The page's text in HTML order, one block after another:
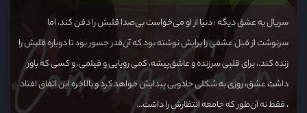
سریال یه عشق دیگه : دنیا از او می‌خواست بی‌صدا قلبش را دفن کند، اما
سرنوشت از قبل عشقی را برایش نوشته بود که آن‌قدر جسور بود تا دوباره قلبش را
زنده کند.، برای قلبی سرزنده و عاشق‌پیشه، کمی رویایی و فیلمی، و کسی که باور
داشت عشق، روزی به شکلی جادویی پیدایش خواهد کرد و بالاخره این اتفاق افتاد
، فقط نه آن‌طور که جامعه انتظارش را داشت...